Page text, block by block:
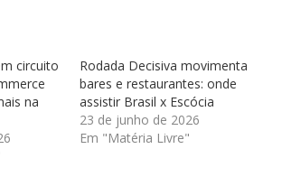
circuito
na
Rodada Decisiva movimenta
bares e restaurantes: onde
assistir Brasil x Escócia
23 de junho de 2026
Em "Matéria Livre"